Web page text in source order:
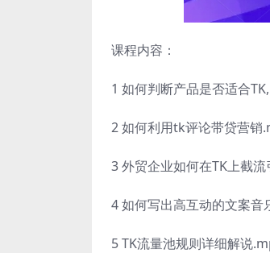
课程内容：
1 如何判断产品是否适合
2 如何利用tk评论带贷营销
3 外贸企业如何在TK上截
4 如何写出高互动的文案音
5 TK流量池规则详细解说